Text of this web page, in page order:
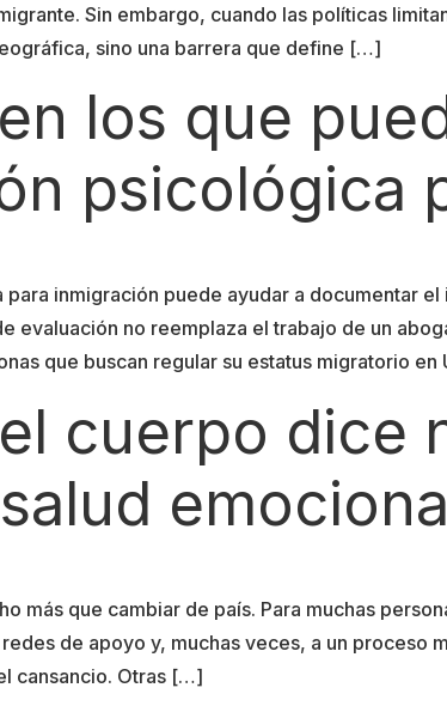
Sin embargo, cuando las políticas
sino una barrera que define […]
los que
psicológica
para inmigración puede ayudar a documentar
evaluación no reemplaza el trabajo de un
que buscan regular su estatus migratorio
cuerpo dice
más que cambiar de país. Para muchas
de apoyo y, muchas veces, a un
cansancio. Otras […]